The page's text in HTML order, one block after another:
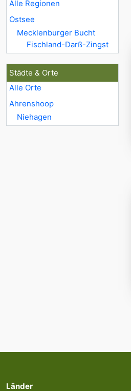
Alle Regionen
Ostsee
Mecklenburger Bucht
Fischland-Darß-Zingst
Städte & Orte
Alle Orte
Ahrenshoop
Niehagen
Länder